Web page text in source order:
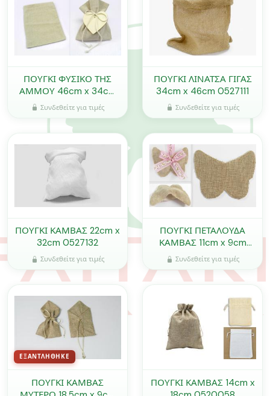
ΠΟΥΓΚΙ ΦΥΣΙΚΟ ΤΗΣ
ΑΜΜΟΥ 46cm x 34cm
0527117
Συνδεθείτε για τιμές
ΠΟΥΓΚΙ ΛΙΝΑΤΣΑ ΓΙΓΑΣ
34cm x 46cm 0527111
Συνδεθείτε για τιμές
ΠΟΥΓΚΙ ΚΑΜΒΑΣ 22cm x
32cm 0527132
Συνδεθείτε για τιμές
ΠΟΥΓΚΙ ΠΕΤΑΛΟΥΔΑ
ΚΑΜΒΑΣ 11cm x 9cm
0527128
Συνδεθείτε για τιμές
ΕΞΑΝΤΛΉΘΗΚΕ
ΠΟΥΓΚΙ ΚΑΜΒΑΣ
ΠΟΥΓΚΙ ΚΑΜΒΑΣ 14cm x